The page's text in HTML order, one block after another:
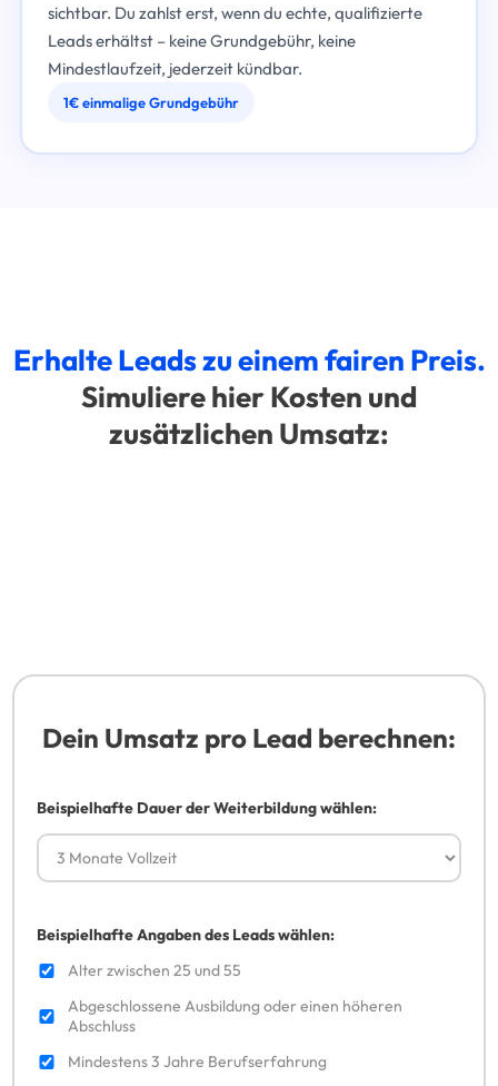
sichtbar. Du zahlst erst, wenn du echte, qualifizierte
Leads erhältst – keine Grundgebühr, keine
Mindestlaufzeit, jederzeit kündbar.
1€ einmalige Grundgebühr
Erhalte Leads zu einem fairen Preis.
Simuliere hier Kosten und
zusätzlichen Umsatz:
Dein Umsatz pro Lead berechnen:
Beispielhafte Dauer der Weiterbildung wählen:
Beispielhafte Angaben des Leads wählen:
Alter zwischen 25 und 55
Abgeschlossene Ausbildung oder einen höheren
Abschluss
Mindestens 3 Jahre Berufserfahrung